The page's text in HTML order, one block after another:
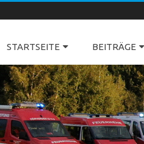
STARTSEITE BEITRÄGE